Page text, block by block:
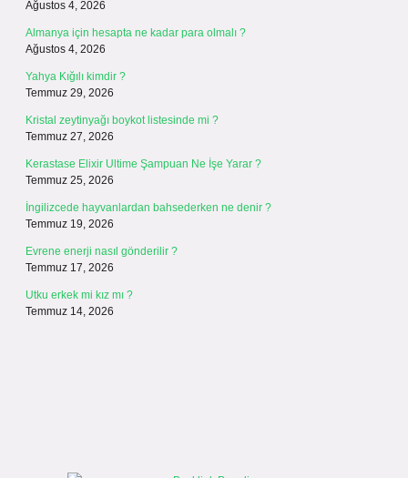
Ağustos 4, 2026
Almanya için hesapta ne kadar para olmalı ?
Ağustos 4, 2026
Yahya Kığılı kimdir ?
Temmuz 29, 2026
Kristal zeytinyağı boykot listesinde mi ?
Temmuz 27, 2026
Kerastase Elixir Ultime Şampuan Ne İşe Yarar ?
Temmuz 25, 2026
İngilizcede hayvanlardan bahsederken ne denir ?
Temmuz 19, 2026
Evrene enerji nasıl gönderilir ?
Temmuz 17, 2026
Utku erkek mi kız mı ?
Temmuz 14, 2026